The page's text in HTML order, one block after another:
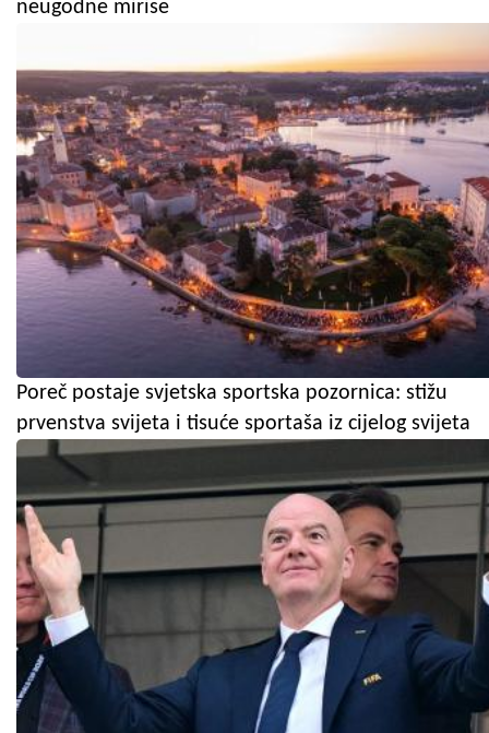
neugodne mirise
Poreč postaje svjetska sportska pozornica: stižu
prvenstva svijeta i tisuće sportaša iz cijelog svijeta